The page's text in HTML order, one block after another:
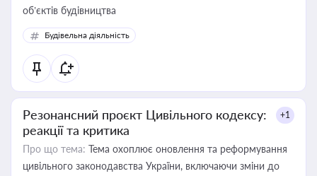
об’єктів будівництва
Будівельна діяльність
Резонансний проєкт Цивільного кодексу:
реакції та критика
+1
Про що тема: Тема охоплює оновлення та реформування
цивільного законодавства України, включаючи зміни до